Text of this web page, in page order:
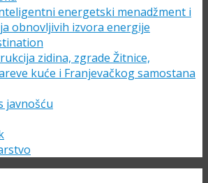
energetski menadžment i
obnovljivih izvora energije
zidina, zgrade Žitnice,
kuće i Franjevačkog samostana
javnošću